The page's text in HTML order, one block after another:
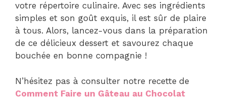
votre répertoire culinaire. Avec ses ingrédients
simples et son goût exquis, il est sûr de plaire
à tous. Alors, lancez-vous dans la préparation
de ce délicieux dessert et savourez chaque
bouchée en bonne compagnie !
N’hésitez pas à consulter notre recette de
Comment Faire un Gâteau au Chocolat